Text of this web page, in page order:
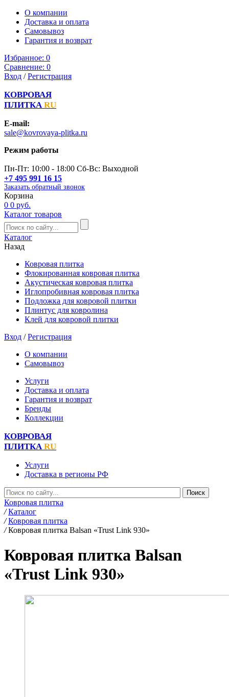
О компании
Доставка и оплата
Самовывоз
Гарантия и возврат
Избранное: 0
Сравнение: 0
Вход /Регистрация
КОВРОВАЯ
ПЛИТКА RU
E-mail:
sale@kovrovaya-plitka.ru
Режим работы
Пн-Пт: 10:00 - 18:00 Сб-Вс: Выходной
+7 495 991 16 15
Заказать обратный звонок
Корзина
0 0 руб.
Каталог товаров
Каталог
Назад
Ковровая плитка
Флокированная ковровая плитка
Акустическая ковровая плитка
Иглопробивная ковровая плитка
Подложка для ковровой плитки
Плинтус для ковролина
Клей для ковровой плитки
Вход /Регистрация
О компании
Самовывоз
Услуги
Доставка и оплата
Гарантия и возврат
Бренды
Коллекции
КОВРОВАЯ
ПЛИТКА RU
Услуги
Доставка в регионы РФ
Ковровая плитка
/ Каталог
/ Ковровая плитка
/ Ковровая плитка Balsan «Trust Link 930»
Ковровая плитка Balsan
«Trust Link 930»